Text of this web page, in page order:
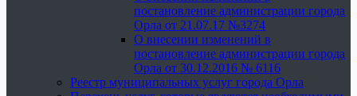
постановление администрации города
Орла от 21.07.17 №3274
О внесении изменений в
постановление администрации города
Орла от 30.12.2016 № 6116
Реестр муниципальных услуг города Орла